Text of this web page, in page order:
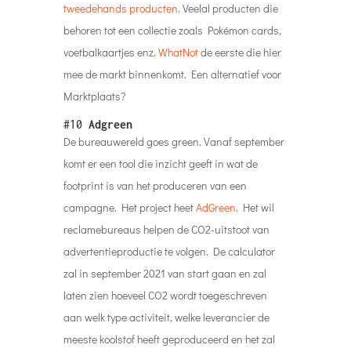
tweedehands producten. Veelal producten die
behoren tot een collectie zoals Pokémon cards,
voetbalkaartjes enz. WhatNotde eerste die hier
mee de markt binnenkomt. Een alternatief voor
Marktplaats?
#10 Adgreen
De bureauwereld goes green. Vanaf september
komt er een tool die inzicht geeft in wat de
footprint is van het produceren van een
campagne. Het project heetAdGreen. Het wil
reclamebureaus helpen de CO2-uitstoot van
advertentieproductie te volgen. De calculator
zal in september 2021 van start gaan en zal
laten zien hoeveel CO2 wordt toegeschreven
aan welk type activiteit, welke leverancier de
meeste koolstof heeft geproduceerd en het zal